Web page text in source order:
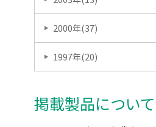
2000年(37)
1997年(20)
掲載製品について